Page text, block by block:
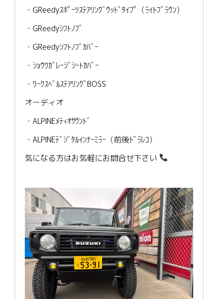
・GReedyｽﾎﾟｰﾂｽﾃｱﾘﾝｸﾞｳｯﾄﾞﾀｲﾌﾟ（ﾗｲﾄﾌﾞﾗｳﾝ）
・GReedyｼﾌﾄﾉﾌﾞ
・GReedyｼﾌﾄﾉﾌﾞｶﾊﾞｰ
・ｼｮｳﾜｶﾞﾚｰｼﾞｼｰﾄｶﾊﾞｰ
・ﾜｰｸｽﾍﾞﾙｽﾃｱﾘﾝｸﾞBOSS
オーディオ
・ALPINEﾒﾃｨｵｻｳﾝﾄﾞ
・ALPINEﾃﾞｼﾞﾀﾙｲﾝﾅｰﾐﾗｰ（前後ﾄﾞﾗﾚｺ）
気になる方はお気軽にお問合せ下さい